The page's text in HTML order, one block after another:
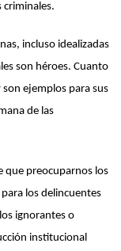
criminales.
incluso idealizadas
son héroes. Cuanto
son ejemplos para sus
de las
que preocuparnos los
los delincuentes
ignorantes o
institucional